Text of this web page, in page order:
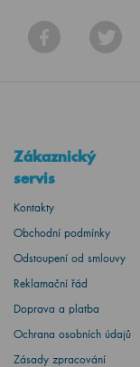
Zákaznický
servis
Kontakty
Obchodní podmínky
Odstoupení od smlouvy
Reklamační řád
Doprava a platba
Ochrana osobních údajů
Zásady zpracování